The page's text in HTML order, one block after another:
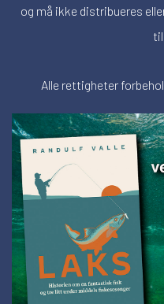
og må ikke distribueres
Alle rettigheter